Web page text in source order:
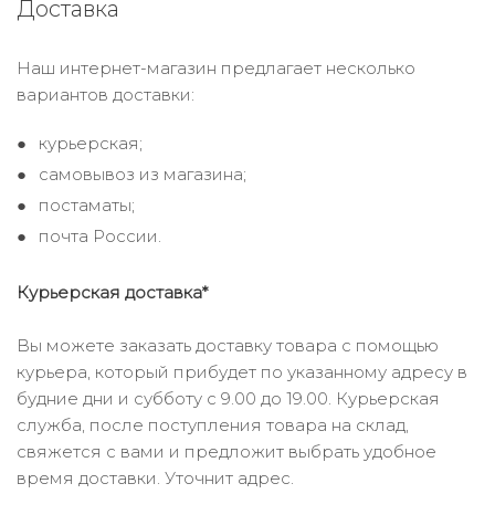
Доставка
Наш интернет-магазин предлагает несколько
вариантов доставки:
курьерская;
самовывоз из магазина;
постаматы;
почта России.
Курьерская доставка*
Вы можете заказать доставку товара с помощью
курьера, который прибудет по указанному адресу в
будние дни и субботу с 9.00 до 19.00. Курьерская
служба, после поступления товара на склад,
свяжется с вами и предложит выбрать удобное
время доставки. Уточнит адрес.